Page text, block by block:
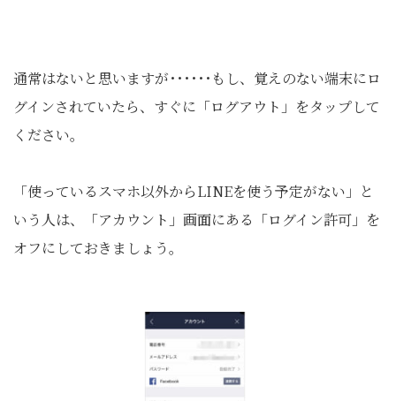
通常はないと思いますが･･････もし、覚えのない端末にロ
グインされていたら、すぐに「ログアウト」をタップして
ください。
「使っているスマホ以外からLINEを使う予定がない」と
いう人は、「アカウント」画面にある「ログイン許可」を
オフにしておきましょう。